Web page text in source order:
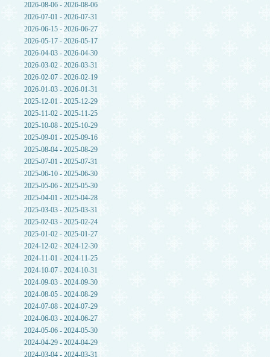
2026-08-06 - 2026-08-06
2026-07-01 - 2026-07-31
2026-06-15 - 2026-06-27
2026-05-17 - 2026-05-17
2026-04-03 - 2026-04-30
2026-03-02 - 2026-03-31
2026-02-07 - 2026-02-19
2026-01-03 - 2026-01-31
2025-12-01 - 2025-12-29
2025-11-02 - 2025-11-25
2025-10-08 - 2025-10-29
2025-09-01 - 2025-09-16
2025-08-04 - 2025-08-29
2025-07-01 - 2025-07-31
2025-06-10 - 2025-06-30
2025-05-06 - 2025-05-30
2025-04-01 - 2025-04-28
2025-03-03 - 2025-03-31
2025-02-03 - 2025-02-24
2025-01-02 - 2025-01-27
2024-12-02 - 2024-12-30
2024-11-01 - 2024-11-25
2024-10-07 - 2024-10-31
2024-09-03 - 2024-09-30
2024-08-05 - 2024-08-29
2024-07-08 - 2024-07-29
2024-06-03 - 2024-06-27
2024-05-06 - 2024-05-30
2024-04-29 - 2024-04-29
2024-03-04 - 2024-03-31